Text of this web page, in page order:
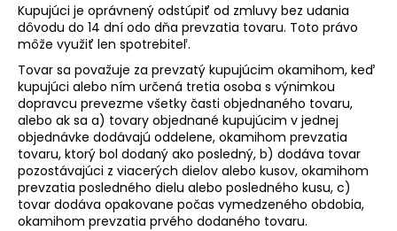
Kupujúci je oprávnený odstúpiť od zmluvy bez udania
dôvodu do 14 dní odo dňa prevzatia tovaru. Toto právo
môže využiť len spotrebiteľ.
Tovar sa považuje za prevzatý kupujúcim okamihom, keď
kupujúci alebo ním určená tretia osoba s výnimkou
dopravcu prevezme všetky časti objednaného tovaru,
alebo ak sa a) tovary objednané kupujúcim v jednej
objednávke dodávajú oddelene, okamihom prevzatia
tovaru, ktorý bol dodaný ako posledný, b) dodáva tovar
pozostávajúci z viacerých dielov alebo kusov, okamihom
prevzatia posledného dielu alebo posledného kusu, c)
tovar dodáva opakovane počas vymedzeného obdobia,
okamihom prevzatia prvého dodaného tovaru.